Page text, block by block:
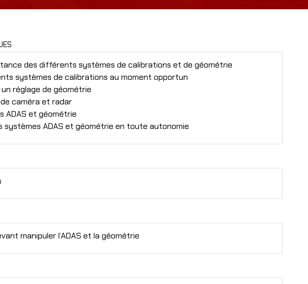
des différents systèmes de calibrations et de géométrie
systèmes de calibrations au moment opportun
réglage de géométrie
caméra et radar
ADAS et géométrie
systèmes ADAS et géométrie en toute autonomie
manipuler l’ADAS et la géométrie